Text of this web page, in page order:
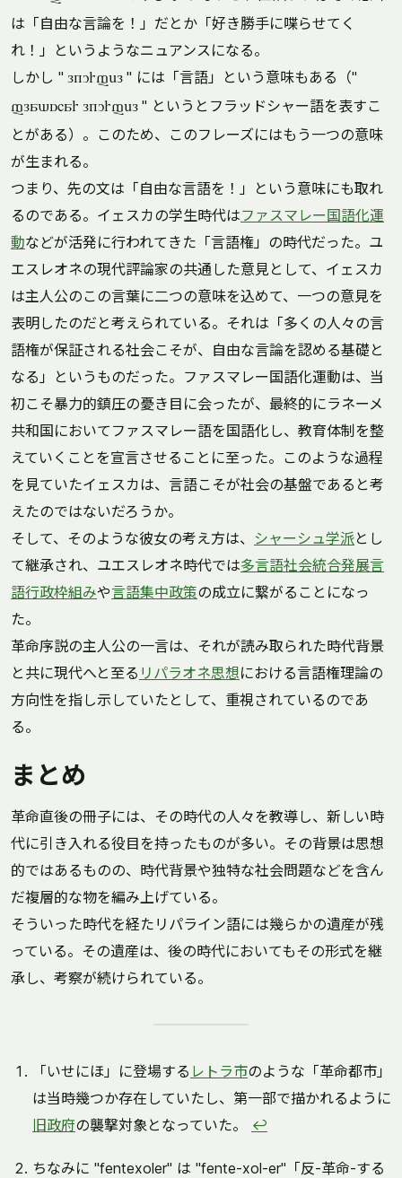
は「自由な言論を！」だとか「好き勝手に喋らせてく
れ！」というようなニュアンスになる。
しかし " lkurfel " には「言語」という意味もある（"
fladshar lkurfel " というとフラッドシャー語を表すこ
とがある）。このため、このフレーズにはもう一つの意味
が生まれる。
つまり、先の文は「自由な言語を！」という意味にも取れ
るのである。イェスカの学生時代はファスマレー国語化運
動などが活発に行われてきた「言語権」の時代だった。ユ
エスレオネの現代評論家の共通した意見として、イェスカ
は主人公のこの言葉に二つの意味を込めて、一つの意見を
表明したのだと考えられている。それは「多くの人々の言
語権が保証される社会こそが、自由な言論を認める基礎と
なる」というものだった。ファスマレー国語化運動は、当
初こそ暴力的鎮圧の憂き目に会ったが、最終的にラネーメ
共和国においてファスマレー語を国語化し、教育体制を整
えていくことを宣言させることに至った。このような過程
を見ていたイェスカは、言語こそが社会の基盤であると考
えたのではないだろうか。
そして、そのような彼女の考え方は、 シャーシュ学派とし
て継承され、ユエスレオネ時代では多言語社会統合発展言
語行政枠組みや言語集中政策の成立に繋がることになっ
た。
革命序説の主人公の一言は、それが読み取られた時代背景
と共に現代へと至る リパラオネ思想における言語権理論の
方向性を指し示していたとして、重視されているのであ
る。
まとめ
革命直後の冊子には、その時代の人々を教導し、新しい時
代に引き入れる役目を持ったものが多い。その背景は思想
的ではあるものの、時代背景や独特な社会問題などを含ん
だ複層的な物を編み上げている。
そういった時代を経たリパライン語には幾らかの遺産が残
っている。その遺産は、後の時代においてもその形式を継
承し、考察が続けられている。
「いせにほ」に登場する レトラ市のような「革命都市」
は当時幾つか存在していたし、第一部で描かれるように
旧政府の襲撃対象となっていた。 ↩
ちなみに "fentexoler" は "fente-xol-er"「反-革命-する